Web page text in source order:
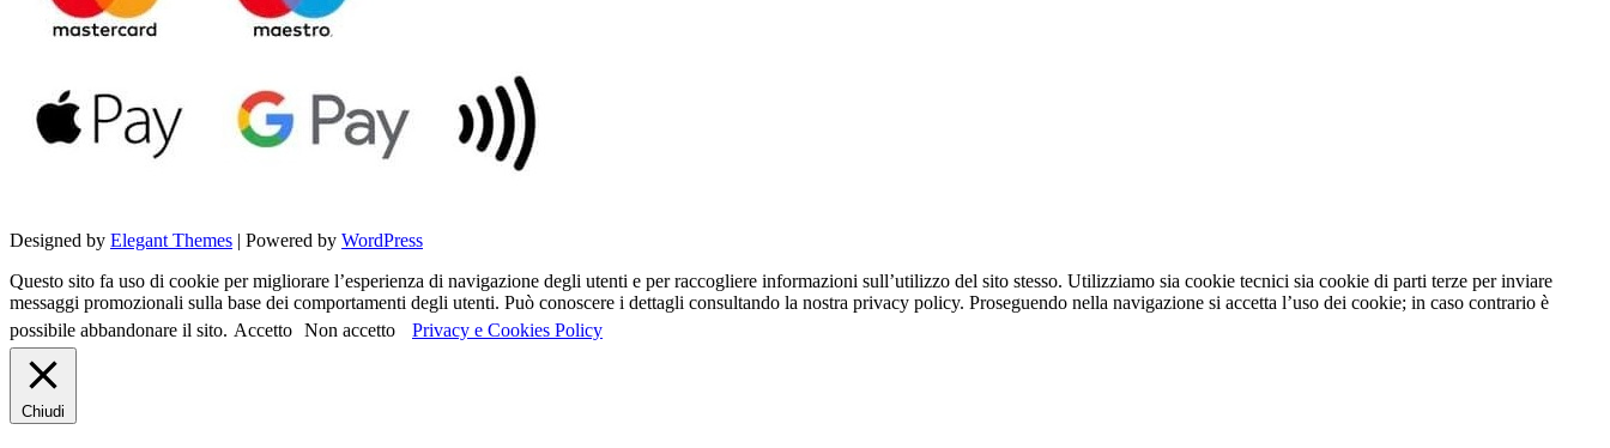
Designed by Elegant Themes | Powered by WordPress
Questo sito fa uso di cookie per migliorare l’esperienza di navigazione degli utenti e per raccogliere informazioni sull’utilizzo del sito stesso. Utilizziamo sia cookie tecnici sia cookie di parti terze per inviare
messaggi promozionali sulla base dei comportamenti degli utenti. Può conoscere i dettagli consultando la nostra privacy policy. Proseguendo nella navigazione si accetta l’uso dei cookie; in caso contrario è
possibile abbandonare il sito. Accetto Non accetto Privacy e Cookies Policy
Chiudi